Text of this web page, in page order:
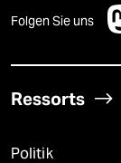
Folgen Sie uns
Ressorts
Politik